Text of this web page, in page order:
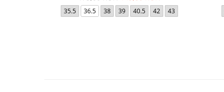
35.5 36.5 38 39 40.5 42 43